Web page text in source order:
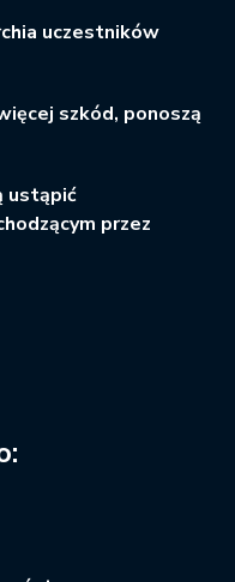
uczestników
szkód, ponoszą
ustąpić
przez